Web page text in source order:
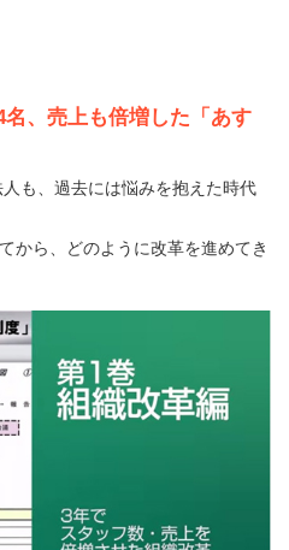
、売上も倍増した「あす
も、過去には悩みを抱えた時代
から、どのように改革を進めてき